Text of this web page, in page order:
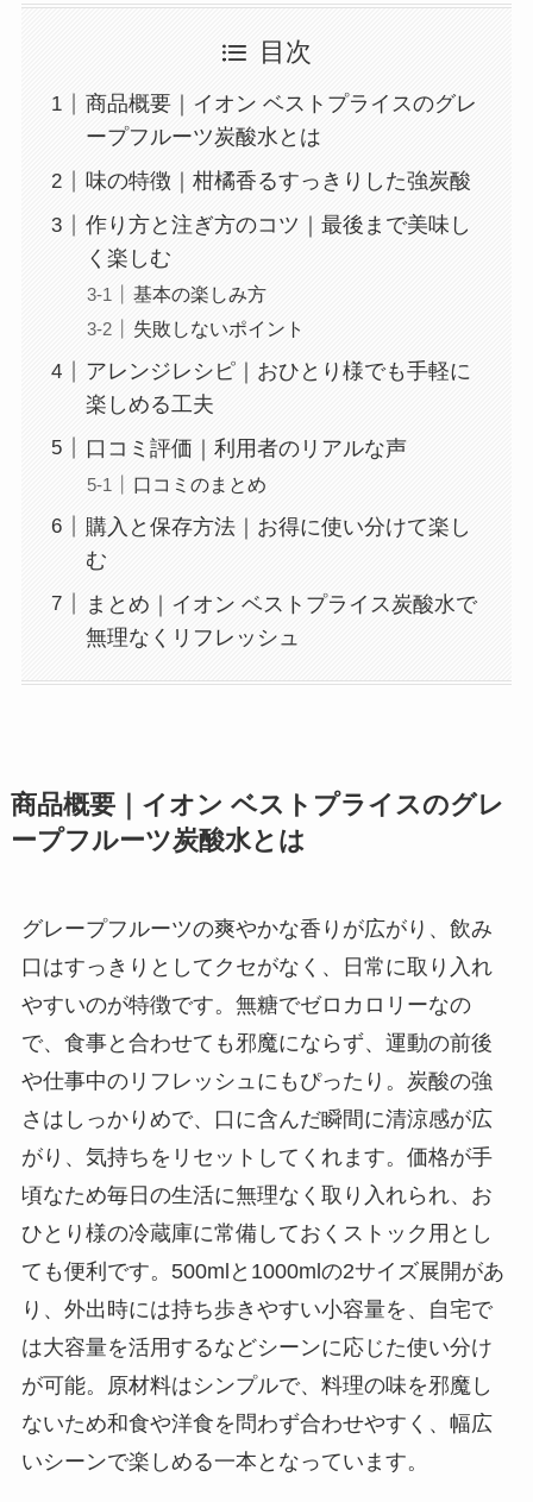
目次
商品概要｜イオン ベストプライスのグレ
ープフルーツ炭酸水とは
味の特徴｜柑橘香るすっきりした強炭酸
作り方と注ぎ方のコツ｜最後まで美味し
く楽しむ
基本の楽しみ方
失敗しないポイント
アレンジレシピ｜おひとり様でも手軽に
楽しめる工夫
口コミ評価｜利用者のリアルな声
口コミのまとめ
購入と保存方法｜お得に使い分けて楽し
む
まとめ｜イオン ベストプライス炭酸水で
無理なくリフレッシュ
商品概要｜イオン ベストプライスのグレ
ープフルーツ炭酸水とは
グレープフルーツの爽やかな香りが広がり、飲み
口はすっきりとしてクセがなく、日常に取り入れ
やすいのが特徴です。無糖でゼロカロリーなの
で、食事と合わせても邪魔にならず、運動の前後
や仕事中のリフレッシュにもぴったり。炭酸の強
さはしっかりめで、口に含んだ瞬間に清涼感が広
がり、気持ちをリセットしてくれます。価格が手
頃なため毎日の生活に無理なく取り入れられ、お
ひとり様の冷蔵庫に常備しておくストック用とし
ても便利です。500mlと1000mlの2サイズ展開があ
り、外出時には持ち歩きやすい小容量を、自宅で
は大容量を活用するなどシーンに応じた使い分け
が可能。原材料はシンプルで、料理の味を邪魔し
ないため和食や洋食を問わず合わせやすく、幅広
いシーンで楽しめる一本となっています。